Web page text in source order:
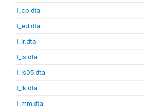
l_cp.dta
l_ed.dta
l_ir.dta
l_is.dta
l_is05.dta
l_lk.dta
l_mm.dta